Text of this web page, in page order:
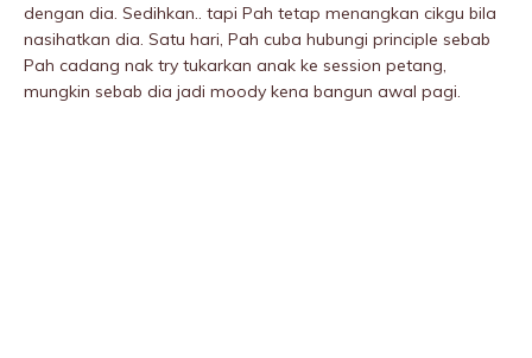
dengan dia. Sedihkan.. tapi Pah tetap menangkan cikgu bila
nasihatkan dia. Satu hari, Pah cuba hubungi principle sebab
Pah cadang nak try tukarkan anak ke session petang,
mungkin sebab dia jadi moody kena bangun awal pagi.